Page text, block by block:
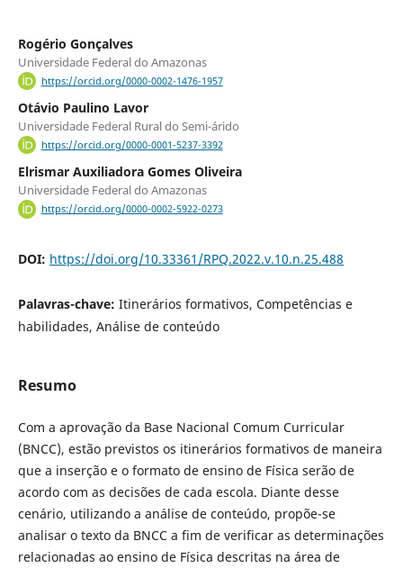
Rogério Gonçalves
Universidade Federal do Amazonas
https://orcid.org/0000-0002-1476-1957
Otávio Paulino Lavor
Universidade Federal Rural do Semi-árido
https://orcid.org/0000-0001-5237-3392
Elrismar Auxiliadora Gomes Oliveira
Universidade Federal do Amazonas
https://orcid.org/0000-0002-5922-0273
DOI: https://doi.org/10.33361/RPQ.2022.v.10.n.25.488
Palavras-chave: Itinerários formativos, Competências e
habilidades, Análise de conteúdo
Resumo
Com a aprovação da Base Nacional Comum Curricular
(BNCC), estão previstos os itinerários formativos de maneira
que a inserção e o formato de ensino de Física serão de
acordo com as decisões de cada escola. Diante desse
cenário, utilizando a análise de conteúdo, propõe-se
analisar o texto da BNCC a fim de verificar as determinações
relacionadas ao ensino de Física descritas na área de